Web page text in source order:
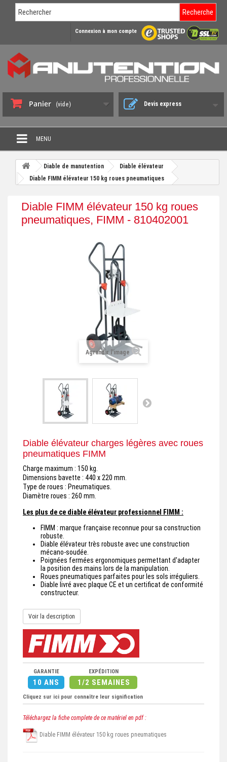
Recherche
Connexion à mon compte
Panier (vide) Devis express
MENU
PROMO DÉSTOCKAGE
CHARIOT DE MANUTENTION
BENNE BASCULANTE
ROULEUR ET PLATEAU ROULANT
Diable de manutention
Diable élévateur
Diable FIMM élévateur 150 kg roues pneumatiques
Diable FIMM élévateur 150 kg roues
pneumatiques, FIMM - 810402001
Agrandir l'image
Diable élévateur charges légères avec roues
pneumatiques FIMM
Charge maximum : 150 kg.
Dimensions bavette : 440 x 220 mm.
Type de roues : Pneumatiques.
Diamètre roues : 260 mm.
Les plus de ce diable élévateur professionnel FIMM :
FIMM : marque française reconnue pour sa construction
robuste.
Diable élévateur très robuste avec une construction
mécano-soudée.
Poignées fermées ergonomiques permettant d'adapter
la position des mains lors de la manipulation.
Roues pneumatiques parfaites pour les sols irréguliers.
Diable livré avec plaque CE et un certificat de conformité
constructeur.
Voir la description
GARANTIE
10 ANS
EXPÉDITION
1/2 SEMAINES
Cliquez sur ici pour connaître leur signification
Téléchargez la fiche complete de ce matériel en pdf :
Diable FIMM élévateur 150 kg roues pneumatiques